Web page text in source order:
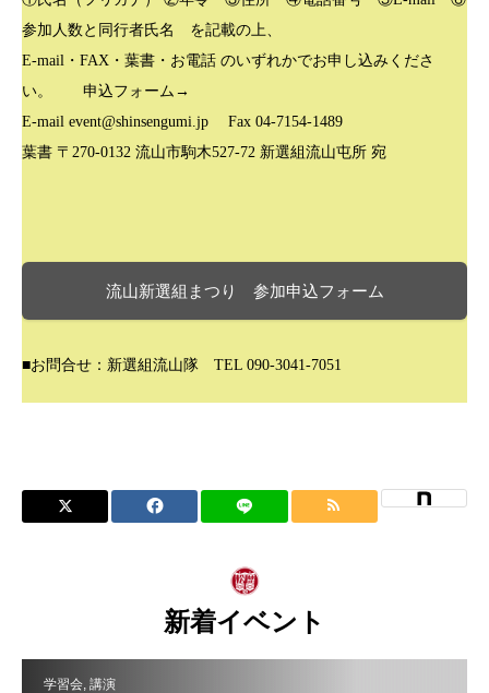
参加人数と同行者氏名 を記載の上、
E-mail・FAX・葉書・お電話 のいずれかでお申し込みくださ
い。 申込フォーム→
E-mail event@shinsengumi.jp Fax 04-7154-1489
葉書 〒270-0132 流山市駒木527-72 新選組流山屯所 宛
流山新選組まつり 参加申込フォーム
■お問合せ：新選組流山隊 TEL 090-3041-7051
新着イベント
学習会, 講演